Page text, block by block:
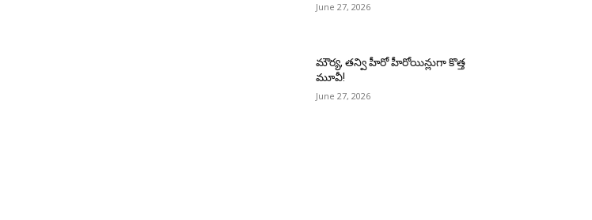
June 27, 2026
మౌర్య‌, త‌న్వి హీరో హీరోయిన్లుగా కొత్త
మూవీ!
June 27, 2026